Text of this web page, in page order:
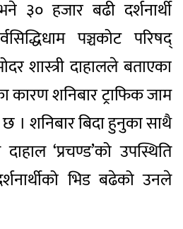
३० हजार बढी दर्शनार्थी
पञ्चकोट परिषद्
शास्त्री दाहालले बताएका
शनिबार ट्राफिक जाम
। शनिबार बिदा हुनुका साथै
‘प्रचण्ड’को उपस्थिति
भिड बढेको उनले